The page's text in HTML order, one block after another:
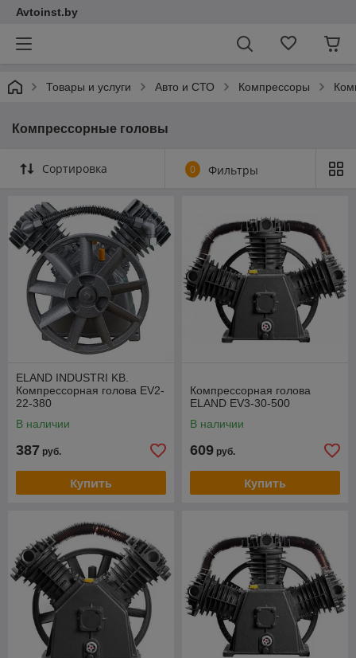
Avtoinst.by
Товары и услуги Авто и СТО Компрессоры
Компрессорные головы
Сортировка 0 Фильтры
ELAND INDUSTRI KB.
Компрессорная голова EV2-
22-380
В наличии
387 руб.
Купить
Компрессорная голова
ELAND EV3-30-500
В наличии
609 руб.
Купить